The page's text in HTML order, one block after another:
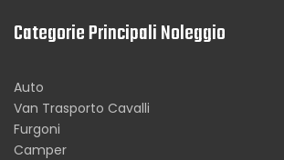
Categorie Principali Noleggio
Auto
Van Trasporto Cavalli
Furgoni
Camper